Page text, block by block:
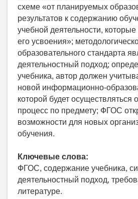
схеме «от планируемых
результатов к содержанию
учебной деятельности,
его усвоения»;
образовательного стандарта
деятельностный подход;
учебника, автор должен
новой информационно-
которой будет осуществляться
процесс по предмету; ФГОС
возможности для новых
обучения.
Ключевые слова:
ФГОС, содержание учебника,
деятельностный подход,
литературе.